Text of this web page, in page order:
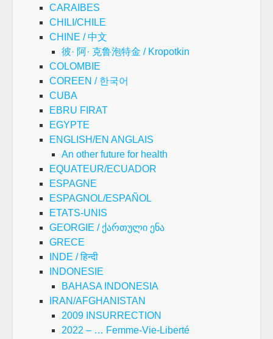
CARAIBES
CHILI/CHILE
CHINE / 中文
彼· 阿· 克鲁泡特金 / Kropotkin
COLOMBIE
COREEN / 한국어
CUBA
EBRU FIRAT
EGYPTE
ENGLISH/EN ANGLAIS
An other future for health
EQUATEUR/ECUADOR
ESPAGNE
ESPAGNOL/ESPAÑOL
ETATS-UNIS
GEORGIE / ქართული ენა
GRECE
INDE / हिन्दी
INDONESIE
BAHASA INDONESIA
IRAN/AFGHANISTAN
2009 INSURRECTION
2022 – … Femme-Vie-Liberté